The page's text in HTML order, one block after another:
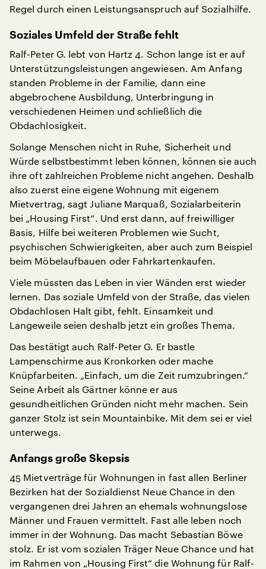
Regel durch einen Leistungsanspruch auf Sozialhilfe.
Soziales Umfeld der Straße fehlt
Ralf-Peter G. lebt von Hartz 4. Schon lange ist er auf
Unterstützungsleistungen angewiesen. Am Anfang
standen Probleme in der Familie, dann eine
abgebrochene Ausbildung, Unterbringung in
verschiedenen Heimen und schließlich die
Obdachlosigkeit.
Solange Menschen nicht in Ruhe, Sicherheit und
Würde selbstbestimmt leben können, können sie auch
ihre oft zahlreichen Probleme nicht angehen. Deshalb
also zuerst eine eigene Wohnung mit eigenem
Mietvertrag, sagt Juliane Marquaß, Sozialarbeiterin
bei „Housing First“. Und erst dann, auf freiwilliger
Basis, Hilfe bei weiteren Problemen wie Sucht,
psychischen Schwierigkeiten, aber auch zum Beispiel
beim Möbelaufbauen oder Fahrkartenkaufen.
Viele müssten das Leben in vier Wänden erst wieder
lernen. Das soziale Umfeld von der Straße, das vielen
Obdachlosen Halt gibt, fehlt. Einsamkeit und
Langeweile seien deshalb jetzt ein großes Thema.
Das bestätigt auch Ralf-Peter G. Er bastle
Lampenschirme aus Kronkorken oder mache
Knüpfarbeiten. „Einfach, um die Zeit rumzubringen.“
Seine Arbeit als Gärtner könne er aus
gesundheitlichen Gründen nicht mehr machen. Sein
ganzer Stolz ist sein Mountainbike. Mit dem sei er viel
unterwegs.
Anfangs große Skepsis
45 Mietverträge für Wohnungen in fast allen Berliner
Bezirken hat der Sozialdienst Neue Chance in den
vergangenen drei Jahren an ehemals wohnungslose
Männer und Frauen vermittelt. Fast alle leben noch
immer in der Wohnung. Das macht Sebastian Böwe
stolz. Er ist vom sozialen Träger Neue Chance und hat
im Rahmen von „Housing First“ die Wohnung für Ralf-